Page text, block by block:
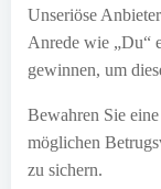
Unseriöse
Anrede wie „Du“
gewinnen, um
Bewahren Sie
möglichen
zu sichern.